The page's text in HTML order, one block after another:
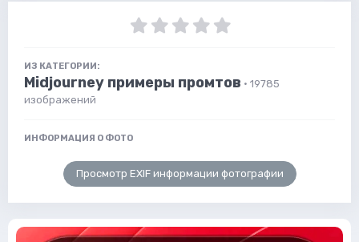
ИЗ КАТЕГОРИИ:
Midjourney примеры промтов · 19785
изображений
ИНФОРМАЦИЯ О ФОТО
Просмотр EXIF информации фотографии